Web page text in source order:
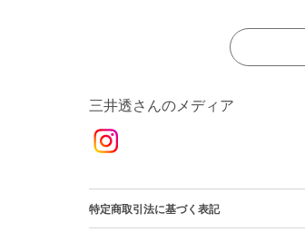
三井透さんのメディア
特定商取引法に基づく表記